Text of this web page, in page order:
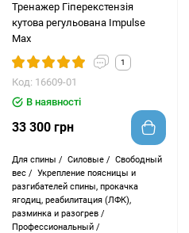
Тренажер Гіперекстензія
кутова регульована Impulse
Max
1
Код: 16609-01
В наявності
33 300 грн
Для спины / Силовые / Свободный
вес / Укрепление поясницы и
разгибателей спины, прокачка
ягодиц, реабилитация (ЛФК),
разминка и разогрев /
Профессиональный /